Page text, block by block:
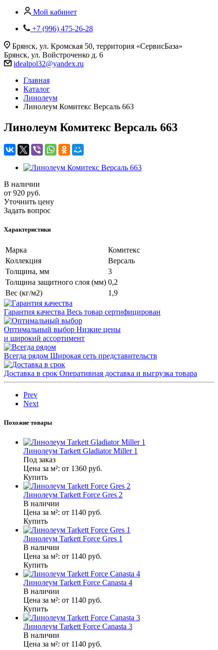
Мой кабинет
+7 (996) 475-26-28
Брянск, ул. Кромская 50, территория «СервисБаза»
Брянск, ул. Войстроченко д. 6
idealpol32@yandex.ru
Главная
Каталог
Линолеум
Линолеум Комитекс Версаль 663
Линолеум Комитекс Версаль 663
В наличии
от 920 руб.
Уточнить цену
Задать вопрос
Характеристики
Марка
Комитекс
Коллекция
Версаль
Толщина, мм
3
Толщина защитного слоя (мм) 0,2
Вес (кг/м2)
1,9
Гарантия качества Весь товар сертифицирован
Оптимальный выбор Низкие цены
и широкий ассортимент
Всегда рядом Широкая сеть представительств
Доставка в срок Оперативная доставка и выгрузка товара
Prev
Next
Похожие товары
Линолеум Tarkett Gladiator Miller 1
Под заказ
Цена за м²: от 1360 руб.
Купить
Линолеум Tarkett Force Gres 2
В наличии
Цена за м²: от 1140 руб.
Купить
Линолеум Tarkett Force Gres 1
В наличии
Цена за м²: от 1140 руб.
Купить
Линолеум Tarkett Force Canasta 4
В наличии
Цена за м²: от 1140 руб.
Купить
Линолеум Tarkett Force Canasta 3
В наличии
Цена за м²: от 1140 руб.